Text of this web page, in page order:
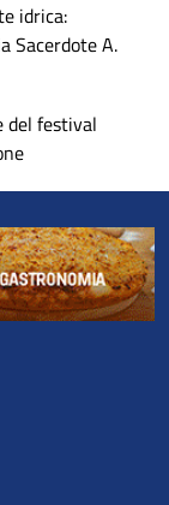
idrica:
Sacerdote A.
del festival